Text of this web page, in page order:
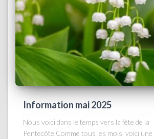
Information mai 2025
Nous voici dans le temps vers la fête de la
Pentecôte.Comme tous les mois, voici